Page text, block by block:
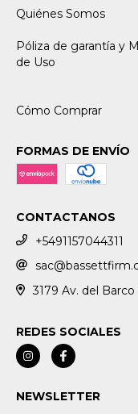
Quiénes Somos
Póliza de garantía y
de Uso
Cómo Comprar
FORMAS DE ENVÍO
CONTACTANOS
+5491157044311
3179 Av. del
REDES SOCIALES
NEWSLETTER